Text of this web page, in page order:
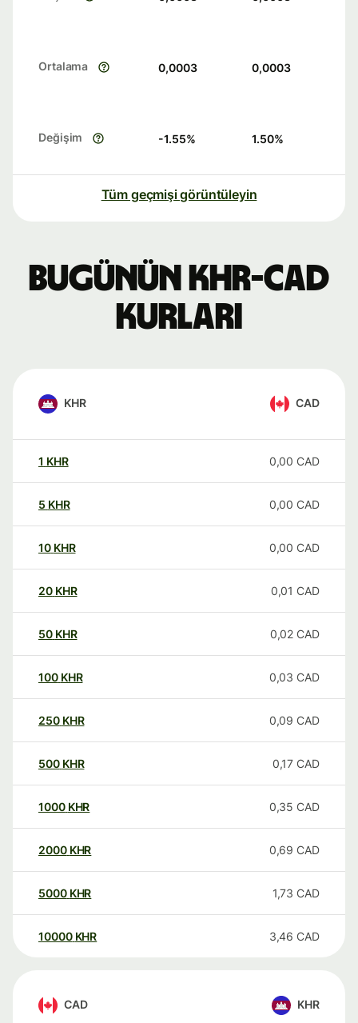
Ortalama 0,0003 0,0003
Değişim -1.55% 1.50%
Tüm geçmişi görüntüleyin
Bugünün KHR-CAD
kurları
KHR CAD
1 KHR 0,00 CAD
5 KHR 0,00 CAD
10 KHR 0,00 CAD
20 KHR 0,01 CAD
50 KHR 0,02 CAD
100 KHR 0,03 CAD
250 KHR 0,09 CAD
500 KHR 0,17 CAD
1000 KHR 0,35 CAD
2000 KHR 0,69 CAD
5000 KHR 1,73 CAD
10000 KHR 3,46 CAD
CAD KHR